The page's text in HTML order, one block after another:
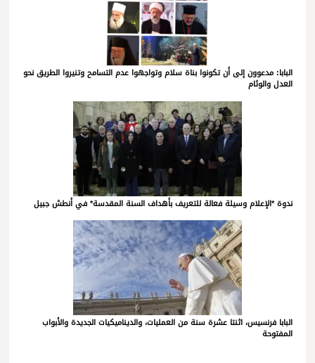
البابا: مدعوون إلى أن تكونوا بناة سلام وتواجهوا عدم التسامح وتنيروا الطريق نحو
العدل والوئام
ندوة *الإعلام وسيلة فعالة للتعريف بأهداف السنة المقدسة* في أنطش جبيل
البابا فرنسيس، اثنتا عشرة سنة من العمليات، والديناميكيات الجديدة والأبواب
المفتوحة